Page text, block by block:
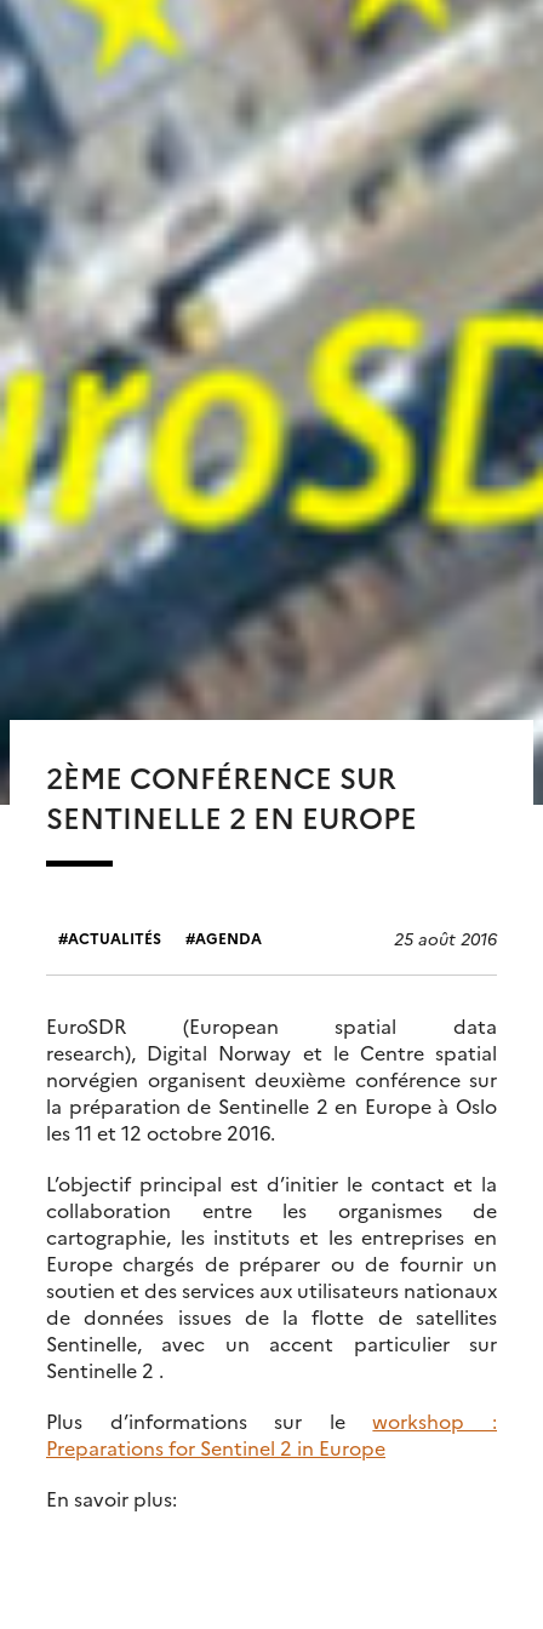
2ÈME CONFÉRENCE SUR
SENTINELLE 2 EN EUROPE
ACTUALITÉS AGENDA 25 août 2016
EuroSDR (European spatial data
research), Digital Norway et le Centre spatial
norvégien organisent deuxième conférence sur
la préparation de Sentinelle 2 en Europe à Oslo
les 11 et 12 octobre 2016.
L’objectif principal est d’initier le contact et la
collaboration entre les organismes de
cartographie, les instituts et les entreprises en
Europe chargés de préparer ou de fournir un
soutien et des services aux utilisateurs nationaux
de données issues de la flotte de satellites
Sentinelle, avec un accent particulier sur
Sentinelle 2 .
Plus d’informations sur leworkshop :
Preparations for Sentinel 2 in Europe
En savoir plus: